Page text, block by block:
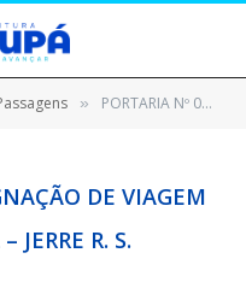
» PORTARIA Nº 069 DESIGNAÇÃO DE VIAGEM AO ASSESSOR ESPECIAL – JERRE R. S. FREITAS
DE VIAGEM
JERRE R. S.